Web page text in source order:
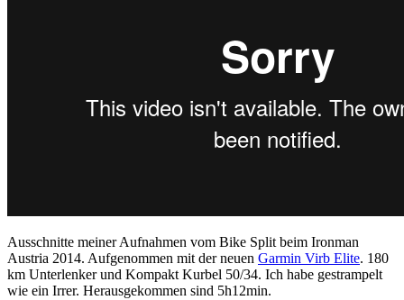
Ausschnitte meiner Aufnahmen vom Bike Split beim Ironman
Austria 2014. Aufgenommen mit der neuen Garmin Virb Elite. 180
km Unterlenker und Kompakt Kurbel 50/34. Ich habe gestrampelt
wie ein Irrer. Herausgekommen sind 5h12min.